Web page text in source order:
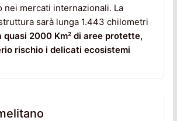
nei mercati internazionali. La
sarà lunga 1.443 chilometri
2000 Km² di aree protette,
rischio i delicati ecosistemi